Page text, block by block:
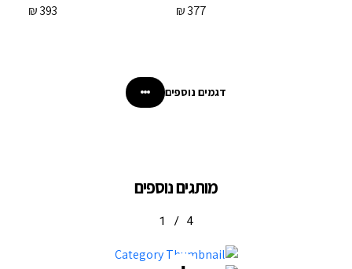
377
₪
393
₪
דגמים נוספים
מותגים נוספים
4
/
1